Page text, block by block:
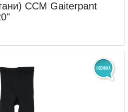
CCM Gaiterpant